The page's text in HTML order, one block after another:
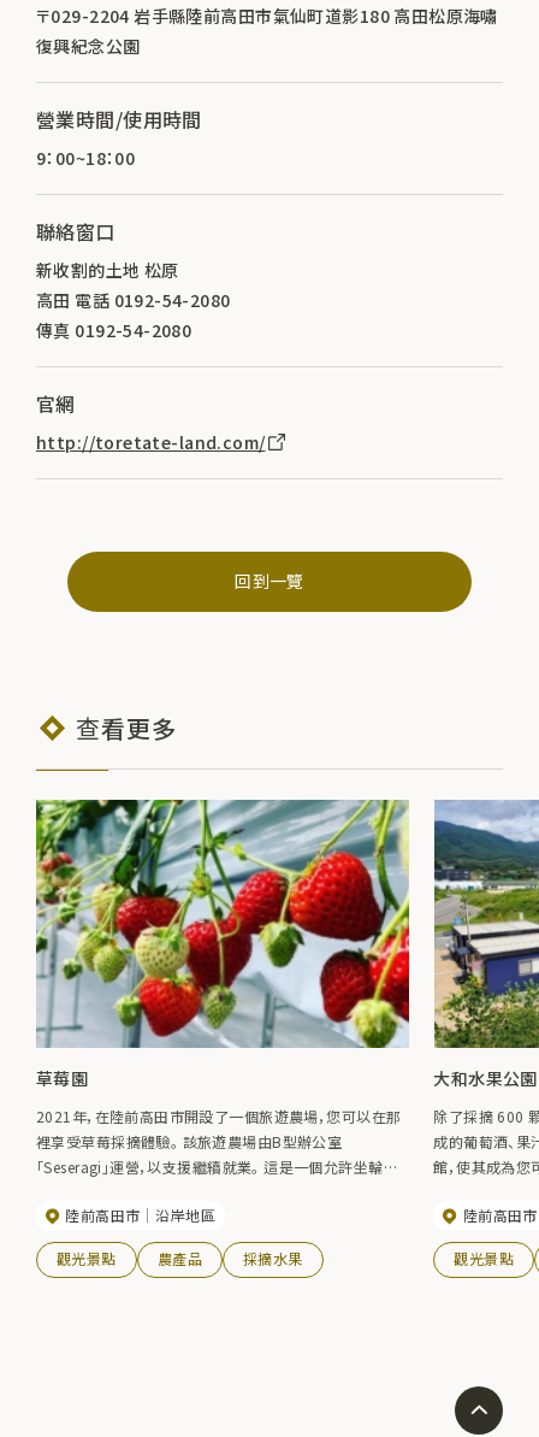
〒029-2204 岩手縣陸前高田市氣仙町道影180 高田松原海嘯
復興紀念公園
營業時間/使用時間
9：00~18：00
聯絡窗口
新收割的土地 松原
高田 電話 0192-54-2080
傳真 0192-54-2080
官網
http://toretate-land.com/
回到一覽
查看更多
草莓園
2021年，在陸前高田市開設了一個旅遊農場，您可以在那
裡享受草莓採摘體驗。 該旅遊農場由B型辦公室
「Seseragi」運營，以支援繼續就業。 這是一個允許坐輪椅
樂趣。 請嘗試比較 10 個品種。
陸前高田市 沿岸地區
觀光景點 農產品 採摘水果
大和水果公
除了採摘 600
成的葡萄酒、
館，使其成為
陸前高田市
觀光景點